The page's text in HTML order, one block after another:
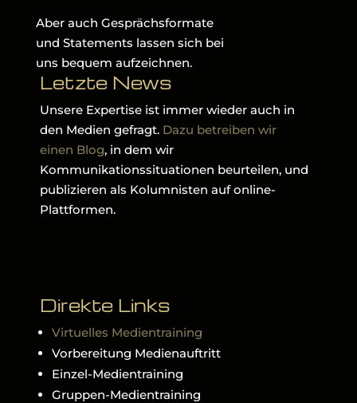
Aber auch Gesprächsformate
und Statements lassen sich bei
uns bequem aufzeichnen.
Letzte News
Unsere Expertise ist immer wieder auch in
den Medien gefragt. Dazu betreiben wir
einen Blog, in dem wir
Kommunikationssituationen beurteilen, und
publizieren als Kolumnisten auf online-
Plattformen.
Direkte Links
Virtuelles Medientraining
Vorbereitung Medienauftritt
Einzel-Medientraining
Gruppen-Medientraining